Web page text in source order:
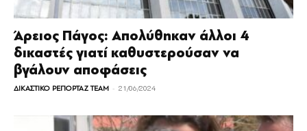
Άρειος Πάγος: Απολύθηκαν άλλοι 4
δικαστές γιατί καθυστερούσαν να
βγάλουν αποφάσεις
ΔΙΚΑΣΤΙΚΟ ΡΕΠΟΡΤΑΖ TEAM - 21/06/2024